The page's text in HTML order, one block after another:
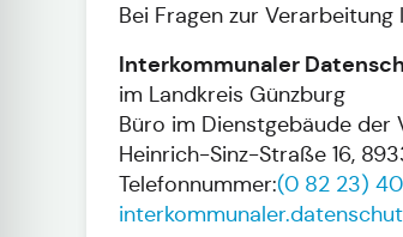
Bei Fragen zur
Interkommunaler
im Landkreis Günzburg
Büro im Dienstgebäude der
Heinrich-Sinz-Straße 16,
Telefonnummer:(0 82 23)